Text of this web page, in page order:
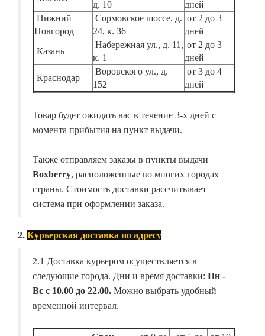
д. 10
дней
Нижний
Новгород
Сормовское шоссе, д.
24, к. 36
от 2 до 3
дней
Казань
Набережная ул., д. 11,
к. 1
от 2 до 3
дней
Краснодар
Воровского ул., д.
152
от 3 до 4
дней
Товар будет ожидать вас в течение 3-х дней с
момента прибытия на пункт выдачи.
Также отправляем заказы в пункты выдачи
Boxberry, расположенные во многих городах
страны. Стоимость доставки рассчитывает
система при оформлении заказа.
2. Курьерская доставка по адресу
2.1 Доставка курьером осуществляется в
следующие города. Дни и время доставки: Пн -
Вс с 10.00 до 22.00. Можно выбрать удобный
временной интервал.